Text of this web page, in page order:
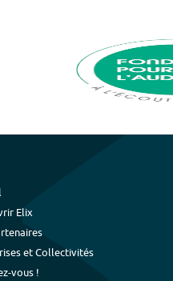
Elix
et Collectivités
vous !